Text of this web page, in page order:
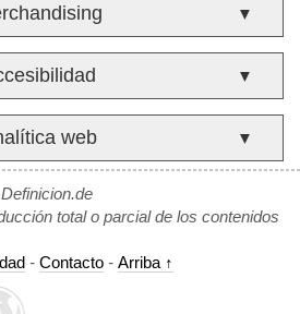
▼
▼
web ▼
total o parcial de los contenidos
- Contacto - Arriba ↑